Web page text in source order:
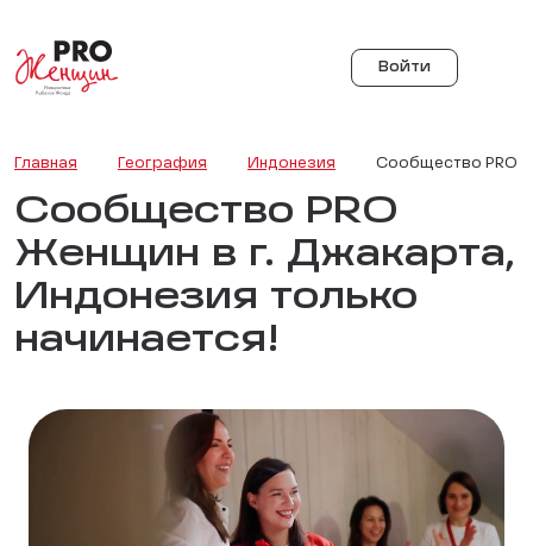
Войти
Главная География Индонезия Сообщество PRO
Сообщество PRO
Женщин в г. Джакарта,
Индонезия только
начинается!